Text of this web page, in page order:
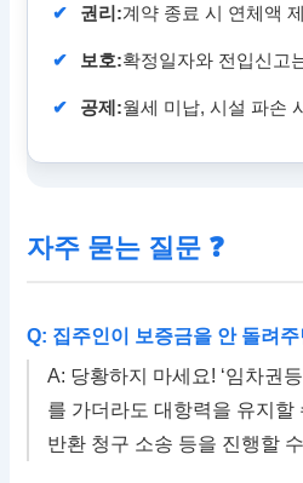
✔ 권리:계약 종료 시 연체액
✔ 보호:확정일자와 전입신고
✔ 공제:월세 미납, 시설 파손
자주 묻는 질문 ❓
Q: 집주인이 보증금을 안 돌려
A: 당황하지 마세요! ‘임차권
를 가더라도 대항력을 유지할
반환 청구 소송 등을 진행할